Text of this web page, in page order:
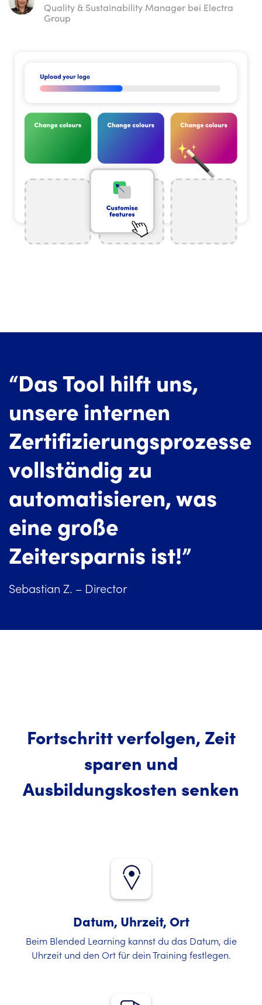
Quality & Sustainability Manager bei Electra
Group
“Das Tool hilft uns,
unsere internen
Zertifizierungsprozesse
vollständig zu
automatisieren, was
eine große
Zeitersparnis ist!”
Sebastian Z. – Director
Fortschritt verfolgen, Zeit
sparen und
Ausbildungskosten senken
Datum, Uhrzeit, Ort
Beim Blended Learning kannst du das Datum, die
Uhrzeit und den Ort für dein Training festlegen.